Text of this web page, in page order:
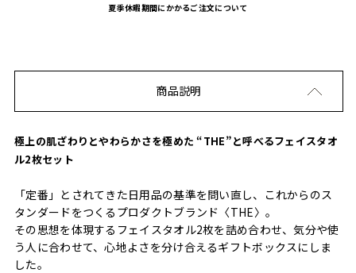
夏季休暇期間にかかるご注文について
商品説明
極上の肌ざわりとやわらかさを極めた “THE”と呼べるフェイスタオ
ル2枚セット
「定番」とされてきた日用品の基準を問い直し、これからのス
タンダードをつくるプロダクトブランド〈THE〉。
その思想を体現するフェイスタオル2枚を詰め合わせ、気分や使
う人に合わせて、心地よさを分け合えるギフトボックスにしま
した。